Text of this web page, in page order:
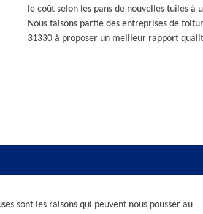
le coût selon les pans de nouvelles tuiles à
Nous faisons partie des entreprises de
31330 à proposer un meilleur rapport
sont les raisons qui peuvent nous pousser au